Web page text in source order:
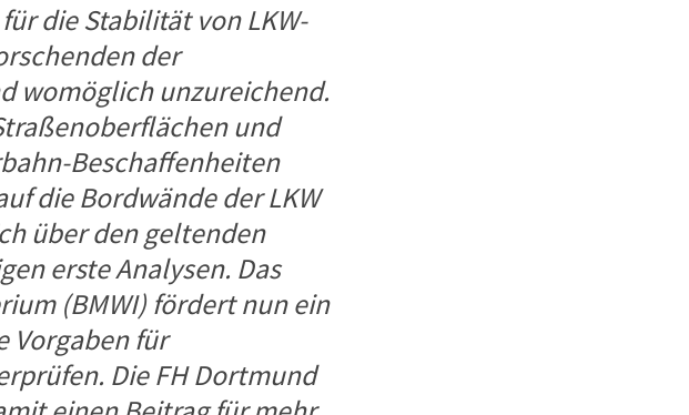
die Stabilität von LKW-
der
womöglich unzureichend.
und
Beschaffenheiten
die Bordwände der LKW
über den geltenden
erste Analysen. Das
(BMWI) fördert nun ein
Vorgaben für
Die FH Dortmund